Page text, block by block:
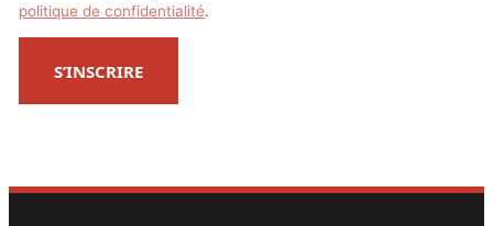
politique de confidentialité.
S’INSCRIRE